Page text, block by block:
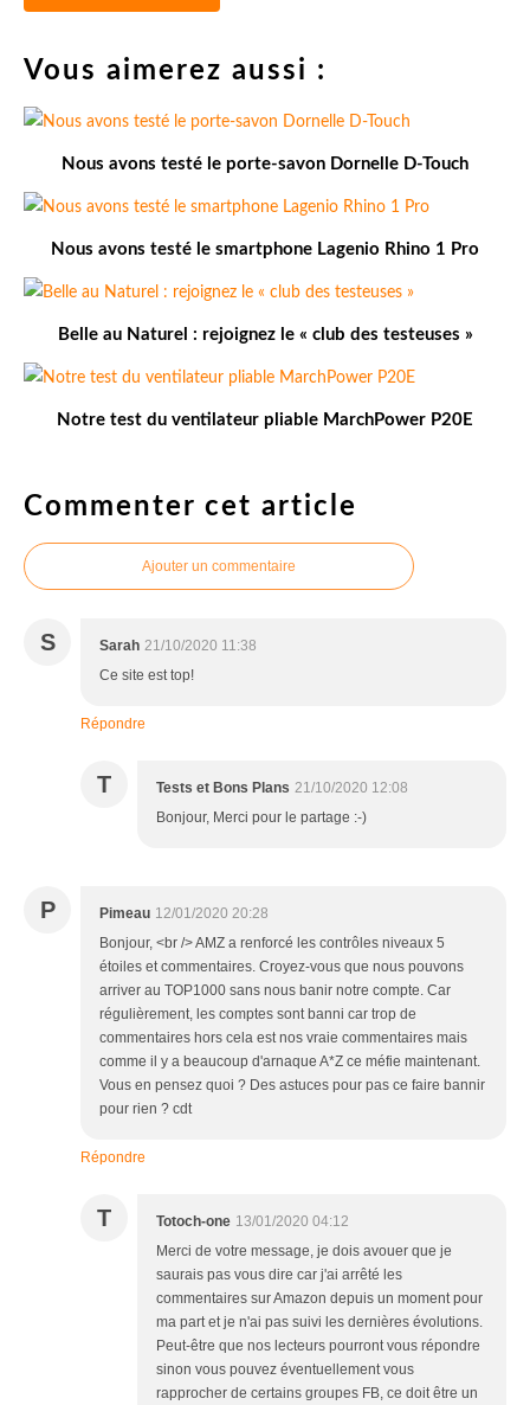
Vous aimerez aussi :
Nous avons testé le porte-savon Dornelle D-Touch
Nous avons testé le smartphone Lagenio Rhino 1 Pro
Belle au Naturel : rejoignez le « club des testeuses »
Notre test du ventilateur pliable MarchPower P20E
Commenter cet article
Ajouter un commentaire
S Sarah 21/10/2020 11:38
Ce site est top!
Répondre
T Tests et Bons Plans 21/10/2020 12:08
Bonjour, Merci pour le partage :-)
P Pimeau 12/01/2020 20:28
Bonjour, <br /> AMZ a renforcé les contrôles niveaux 5
étoiles et commentaires. Croyez-vous que nous pouvons
arriver au TOP1000 sans nous banir notre compte. Car
régulièrement, les comptes sont banni car trop de
commentaires hors cela est nos vraie commentaires mais
comme il y a beaucoup d'arnaque A*Z ce méfie maintenant.
Vous en pensez quoi ? Des astuces pour pas ce faire bannir
pour rien ? cdt
Répondre
T Totoch-one 13/01/2020 04:12
Merci de votre message, je dois avouer que je
saurais pas vous dire car j'ai arrêté les
commentaires sur Amazon depuis un moment pour
ma part et je n'ai pas suivi les dernières évolutions.
Peut-être que nos lecteurs pourront vous répondre
sinon vous pouvez éventuellement vous
rapprocher de certains groupes FB, ce doit être un